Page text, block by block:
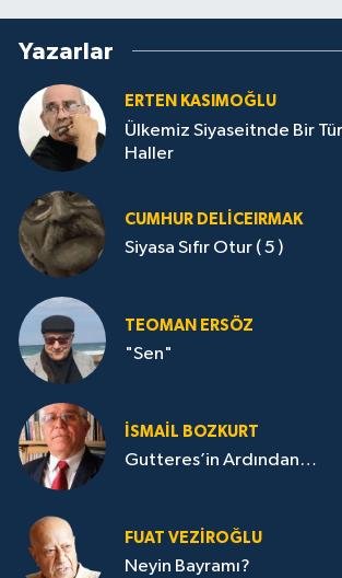
Yazarlar
ERTEN KASIMOĞLU
Ülkemiz Siyaseitnde Bir Türlü Değişmeyen
Haller
CUMHUR DELICEIRMAK
Siyasa Sıfır Otur ( 5 )
TEOMAN ERSÖZ
"Sen"
İSMAIL BOZKURT
Gutteres’in Ardından…
FUAT VEZIROĞLU
Neyin Bayramı?